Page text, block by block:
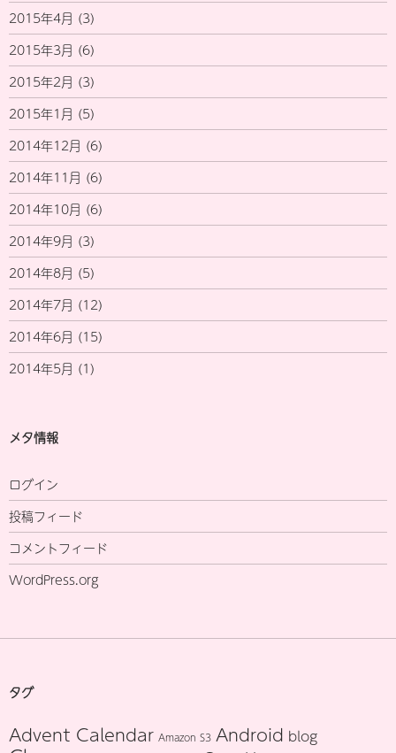
2015年4月 (3)
2015年3月 (6)
2015年2月 (3)
2015年1月 (5)
2014年12月 (6)
2014年11月 (6)
2014年10月 (6)
2014年9月 (3)
2014年8月 (5)
2014年7月 (12)
2014年6月 (15)
2014年5月 (1)
メタ情報
ログイン
投稿フィード
コメントフィード
WordPress.org
タグ
Advent Calendar Amazon S3 Android blog